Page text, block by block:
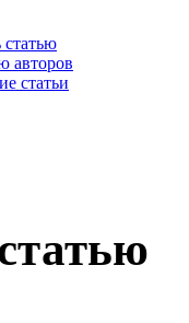
статью
авторов
статьи